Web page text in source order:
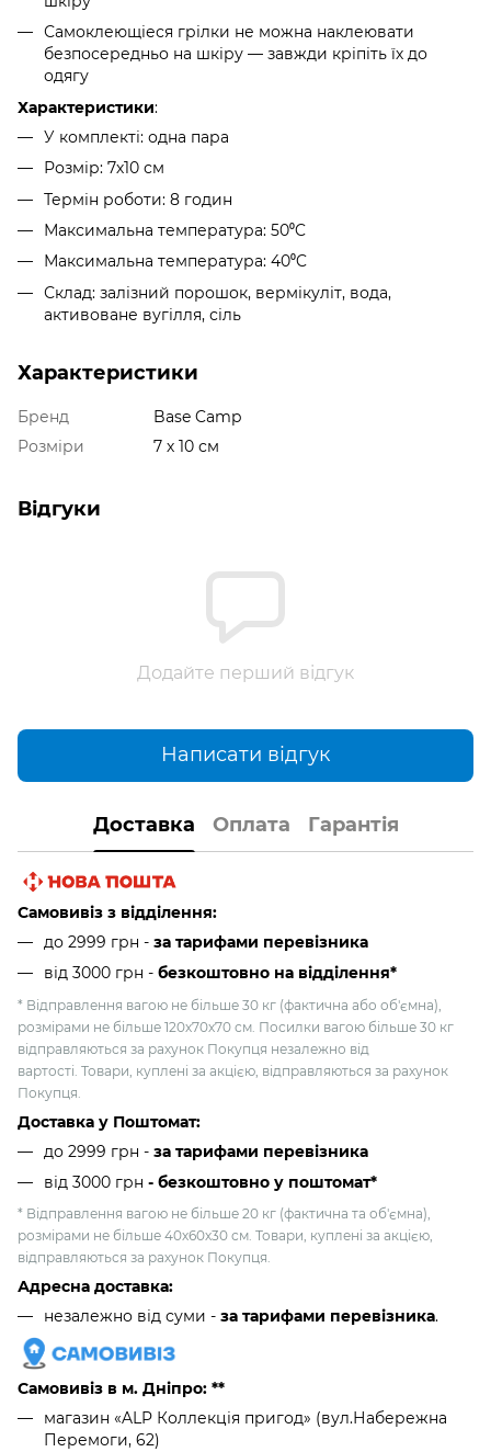
Самоклеющіеся грілки не можна наклеювати
безпосередньо на шкіру — завжди кріпіть їх до
одягу
Характеристики:
У комплекті: одна пара
Розмір: 7х10 см
Термін роботи: 8 годин
Максимальна температура: 50⁰C
Максимальна температура: 40⁰C
Склад: залізний порошок, вермікуліт, вода,
активоване вугілля, сіль
Характеристики
Бренд
Base Camp
Розміри
7 х 10 см
Відгуки
Додайте перший відгук
Написати відгук
Доставка Оплата Гарантія
Самовивіз з відділення:
до 2999 грн - за тарифами перевізника
від 3000 грн - безкоштовно на відділення*
* Відправлення вагою не більше 30 кг (фактична або об'ємна),
розмірами не більше 120х70х70 см. Посилки вагою більше 30 кг
відправляються за рахунок Покупця незалежно від
вартості. Товари, куплені за акцією, відправляються за рахунок
Покупця.
Доставка у Поштомат:
до 2999 грн - за тарифами перевізника
від 3000 грн - безкоштовно у поштомат*
* Відправлення вагою не більше 20 кг (фактична та об'ємна),
розмірами не більше 40х60х30 см. Товари, куплені за акцією,
відправляються за рахунок Покупця.
Адресна доставка:
незалежно від суми - за тарифами перевізника.
Самовивіз в м. Дніпро: **
магазин «ALP Коллекція пригод» (вул.Набережна
Перемоги, 62)